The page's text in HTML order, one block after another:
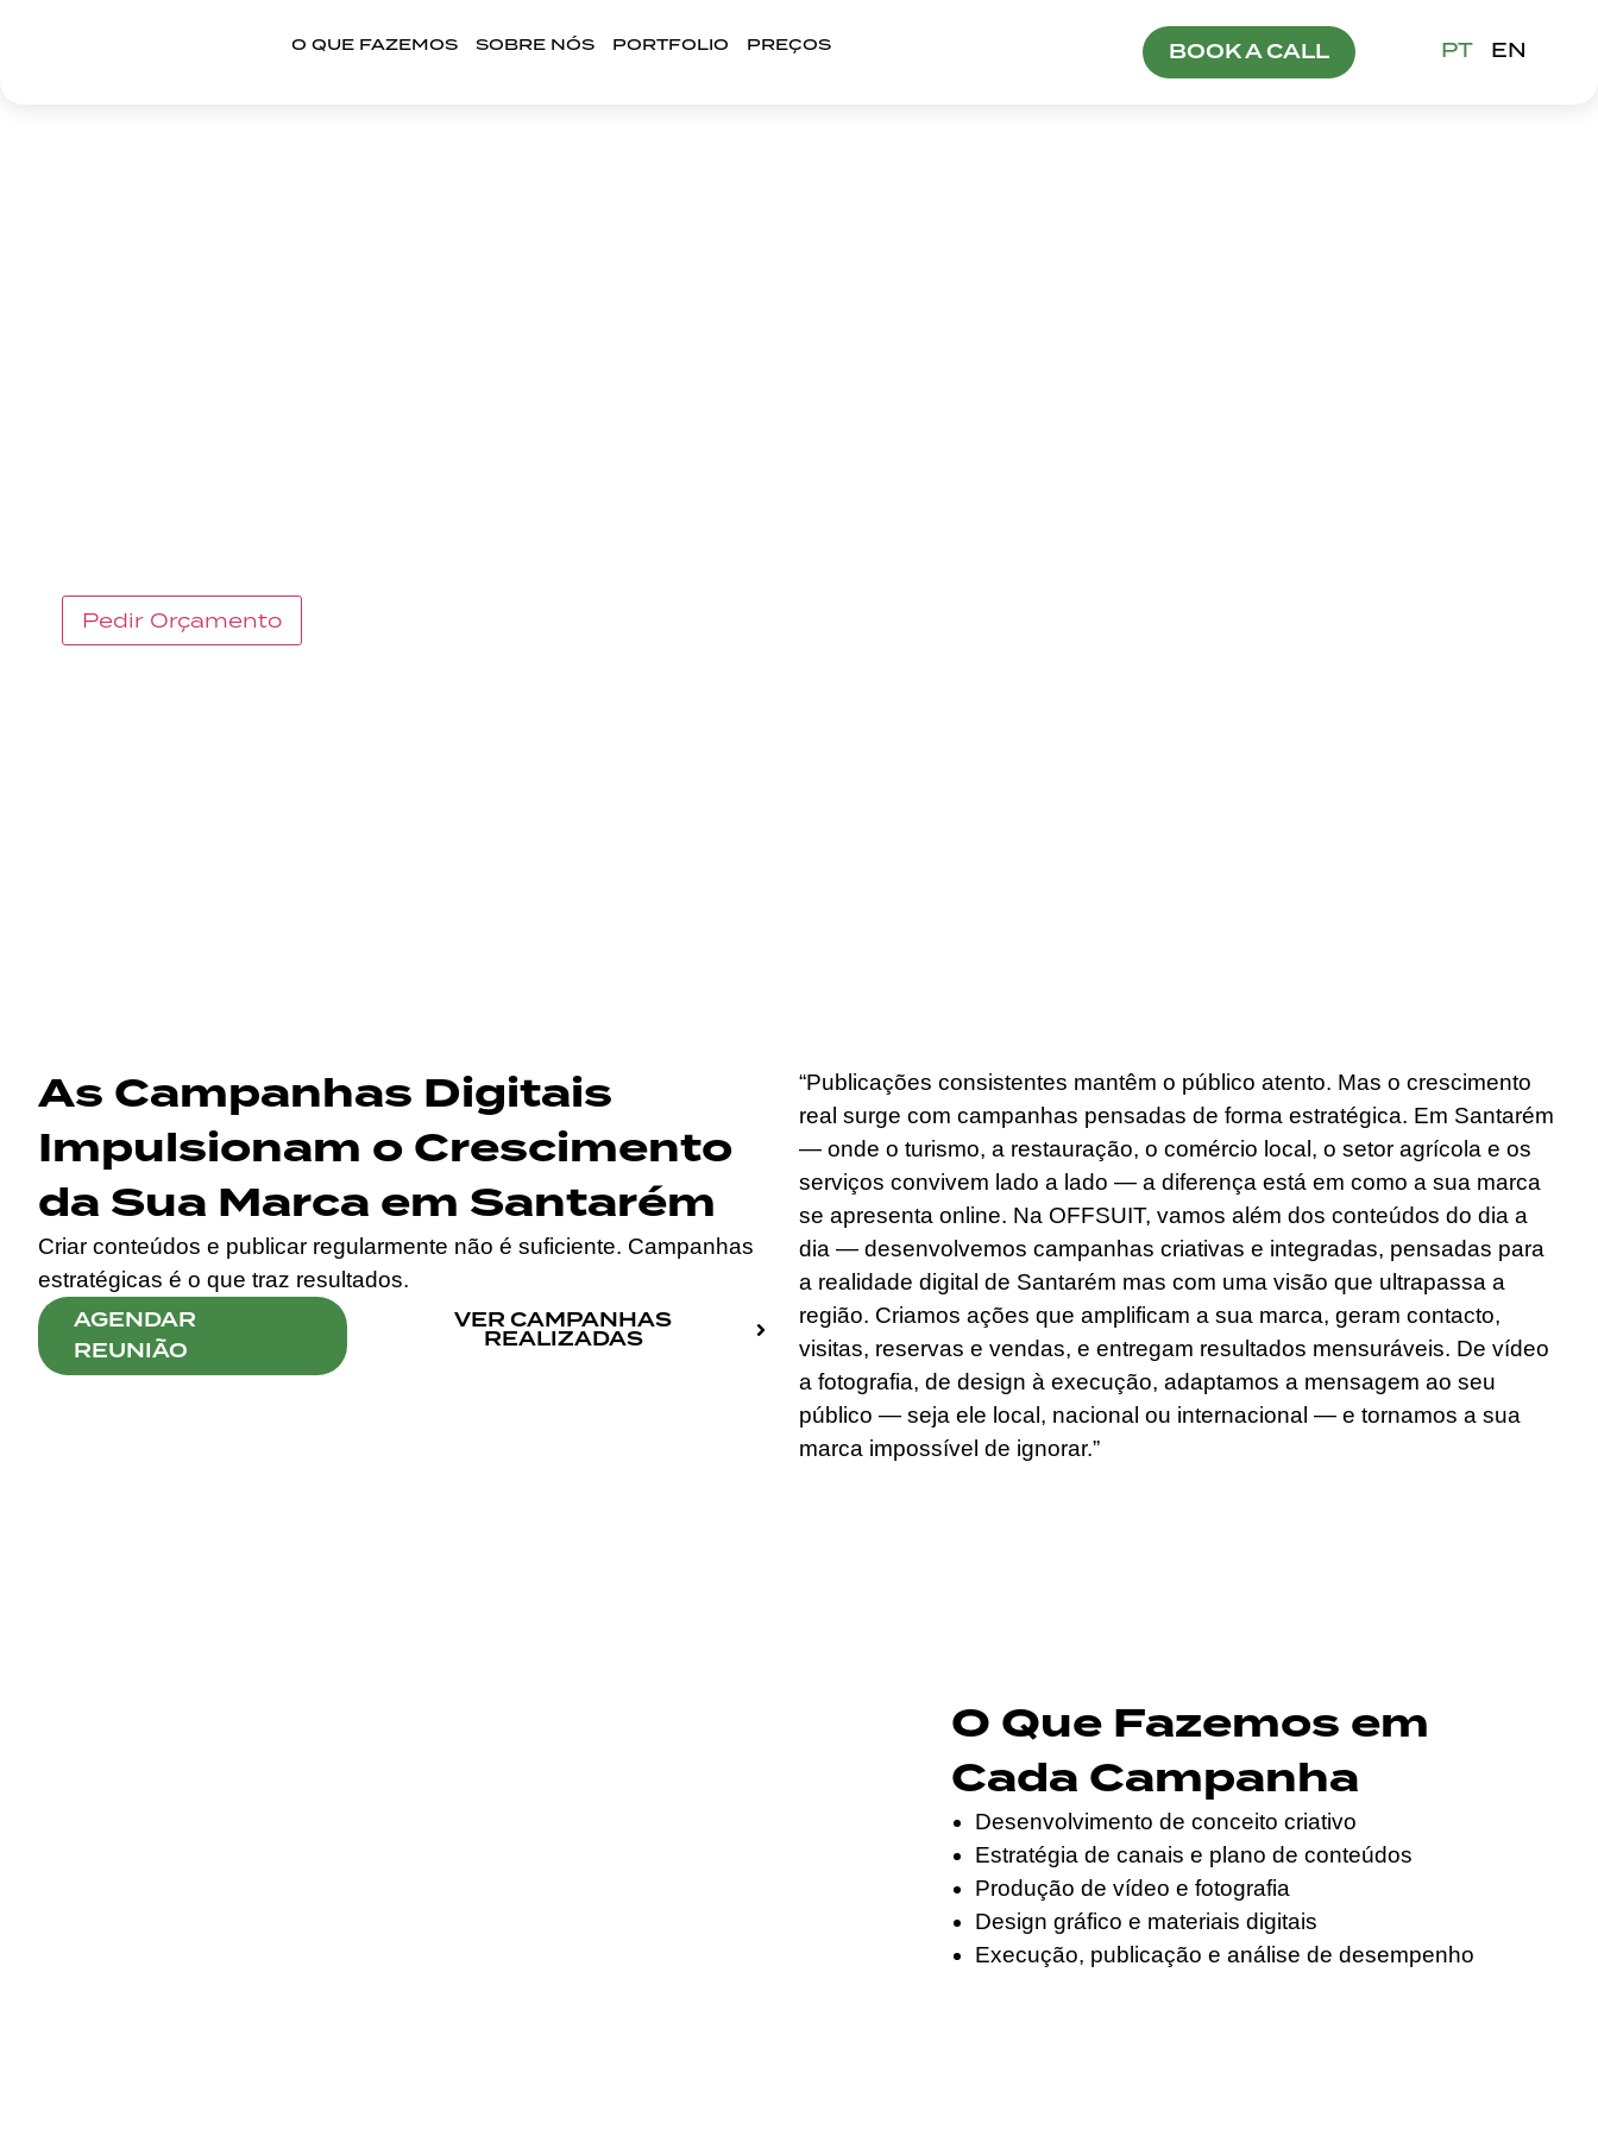
O QUE FAZEMOS SOBRE NÓS PORTFOLIO PREÇOS BOOK A CALL PT EN
Pedir Orçamento
As Campanhas Digitais
Impulsionam o Crescimento
da Sua Marca em Santarém
Criar conteúdos e publicar regularmente não é suficiente. Campanhas
estratégicas é o que traz resultados.
AGENDAR
REUNIÃO
VER CAMPANHAS
REALIZADAS
“Publicações consistentes mantêm o público atento. Mas o crescimento
real surge com campanhas pensadas de forma estratégica. Em Santarém
— onde o turismo, a restauração, o comércio local, o setor agrícola e os
serviços convivem lado a lado — a diferença está em como a sua marca
se apresenta online. Na OFFSUIT, vamos além dos conteúdos do dia a
dia — desenvolvemos campanhas criativas e integradas, pensadas para
a realidade digital de Santarém mas com uma visão que ultrapassa a
região. Criamos ações que amplificam a sua marca, geram contacto,
visitas, reservas e vendas, e entregam resultados mensuráveis. De vídeo
a fotografia, de design à execução, adaptamos a mensagem ao seu
público — seja ele local, nacional ou internacional — e tornamos a sua
marca impossível de ignorar.”
O Que Fazemos em
Cada Campanha
Desenvolvimento de conceito criativo
Estratégia de canais e plano de conteúdos
Produção de vídeo e fotografia
Design gráfico e materiais digitais
Execução, publicação e análise de desempenho